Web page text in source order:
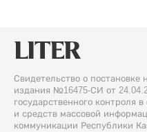
Свидетельство о постановке
издания №16475-СИ от
государственного контроля
и средств массовой
коммуникации Республики